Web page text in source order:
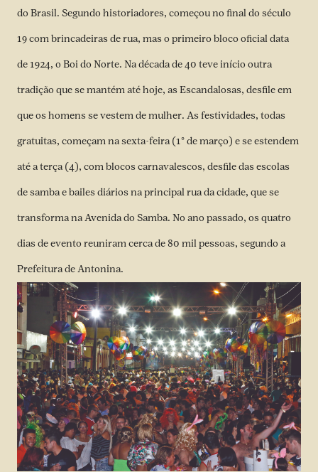
do Brasil. Segundo historiadores, começou no final do século
19 com brincadeiras de rua, mas o primeiro bloco oficial data
de 1924, o Boi do Norte. Na década de 40 teve início outra
tradição que se mantém até hoje, as Escandalosas, desfile em
que os homens se vestem de mulher. As festividades, todas
gratuitas, começam na sexta-feira (1° de março) e se estendem
até a terça (4), com blocos carnavalescos, desfile das escolas
de samba e bailes diários na principal rua da cidade, que se
transforma na Avenida do Samba. No ano passado, os quatro
dias de evento reuniram cerca de 80 mil pessoas, segundo a
Prefeitura de Antonina.